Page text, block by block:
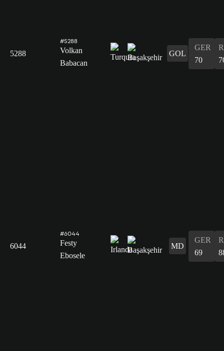
5288
#5288
Volkan
Babacan
GOL
GER
70
6044
#6044
Festy
Ebosele
MD
GER
69